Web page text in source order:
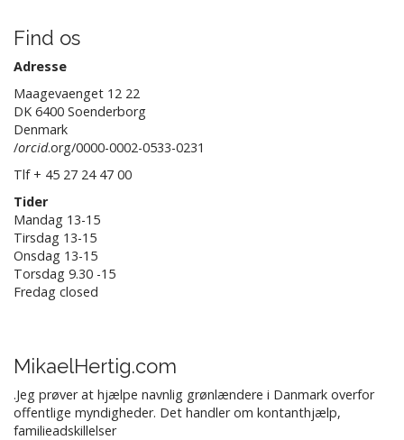
Find os
Adresse
Maagevaenget 12 22
DK 6400 Soenderborg
Denmark
/orcid.org/0000-0002-0533-0231
Tlf + 45 27 24 47 00
Tider
Mandag 13-15
Tirsdag 13-15
Onsdag 13-15
Torsdag 9.30 -15
Fredag closed
MikaelHertig.com
.Jeg prøver at hjælpe navnlig grønlændere i Danmark overfor
offentlige myndigheder. Det handler om kontanthjælp,
familieadskillelser